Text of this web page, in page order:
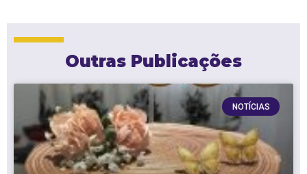
Outras Publicações
NOTÍCIAS